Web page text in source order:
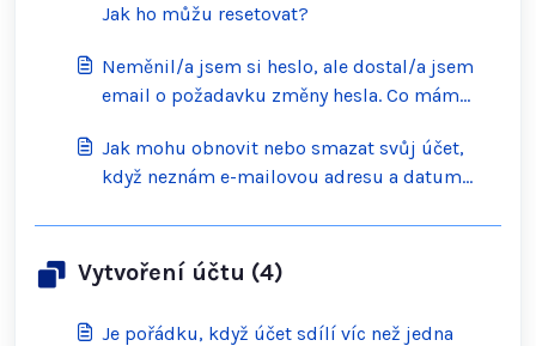
Jak ho můžu resetovat?
Neměnil/a jsem si heslo, ale dostal/a jsem
email o požadavku změny hesla. Co mám
Jak mohu obnovit nebo smazat svůj účet,
když neznám e-mailovou adresu a datum
Vytvoření účtu (4)
Je pořádku, když účet sdílí víc než jedna